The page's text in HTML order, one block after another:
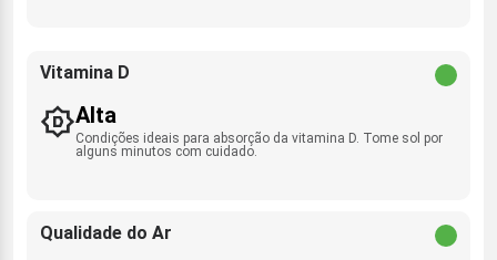
Vitamina D
Alta
Condições ideais para absorção da vitamina D. Tome sol por
alguns minutos com cuidado.
Qualidade do Ar